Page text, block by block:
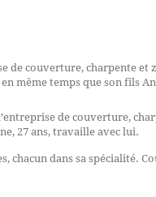
de couverture, charpente et
même temps que son fils
de couverture,
27 ans, travaille avec lui.
chacun dans sa spécialité.